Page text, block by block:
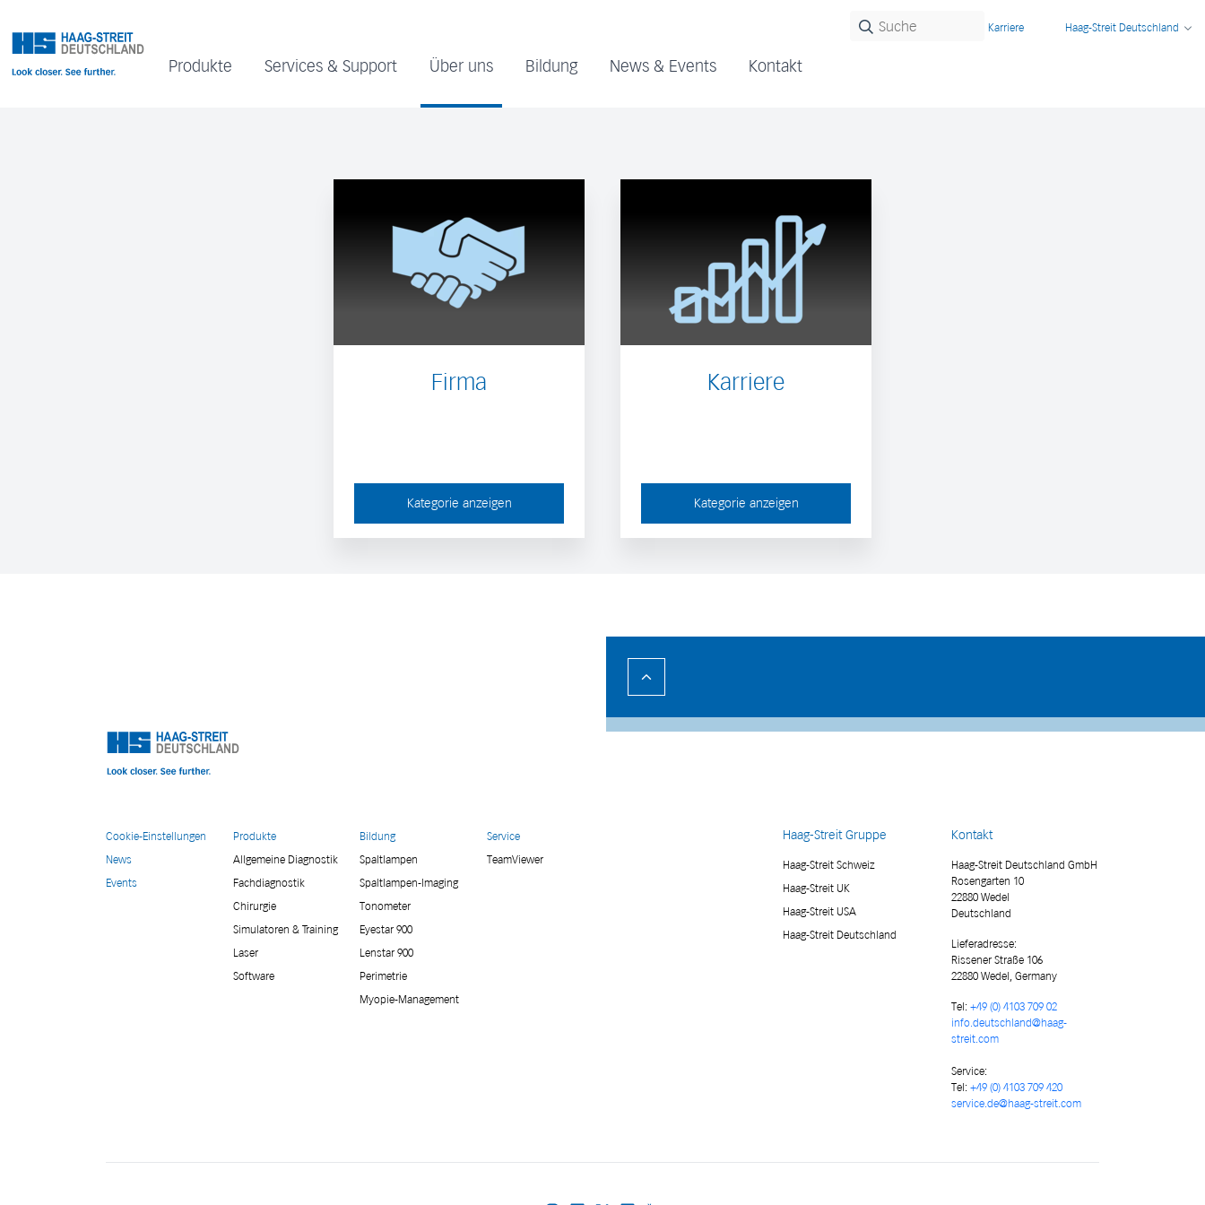
Produkte Services & Support Über uns Bildung News & Events Kontakt
Karriere Haag-Streit Deutschland
Firma
Kategorie anzeigen
Karriere
Kategorie anzeigen
Cookie-Einstellungen
News
Events
Produkte
Allgemeine Diagnostik
Fachdiagnostik
Chirurgie
Simulatoren & Training
Laser
Software
Bildung
Spaltlampen
Spaltlampen-Imaging
Tonometer
Eyestar 900
Lenstar 900
Perimetrie
Myopie-Management
Service
TeamViewer
Haag-Streit Gruppe
Haag-Streit Schweiz
Haag-Streit UK
Haag-Streit USA
Haag-Streit Deutschland
Kontakt
Haag-Streit Deutschland GmbH
Rosengarten 10
22880 Wedel
Deutschland
Lieferadresse:
Rissener Straße 106
22880 Wedel, Germany
Tel:+49 (0) 4103 709 02
info.deutschland@haag-
streit.com
Service:
Tel:+49 (0) 4103 709 420
service.de@haag-streit.com